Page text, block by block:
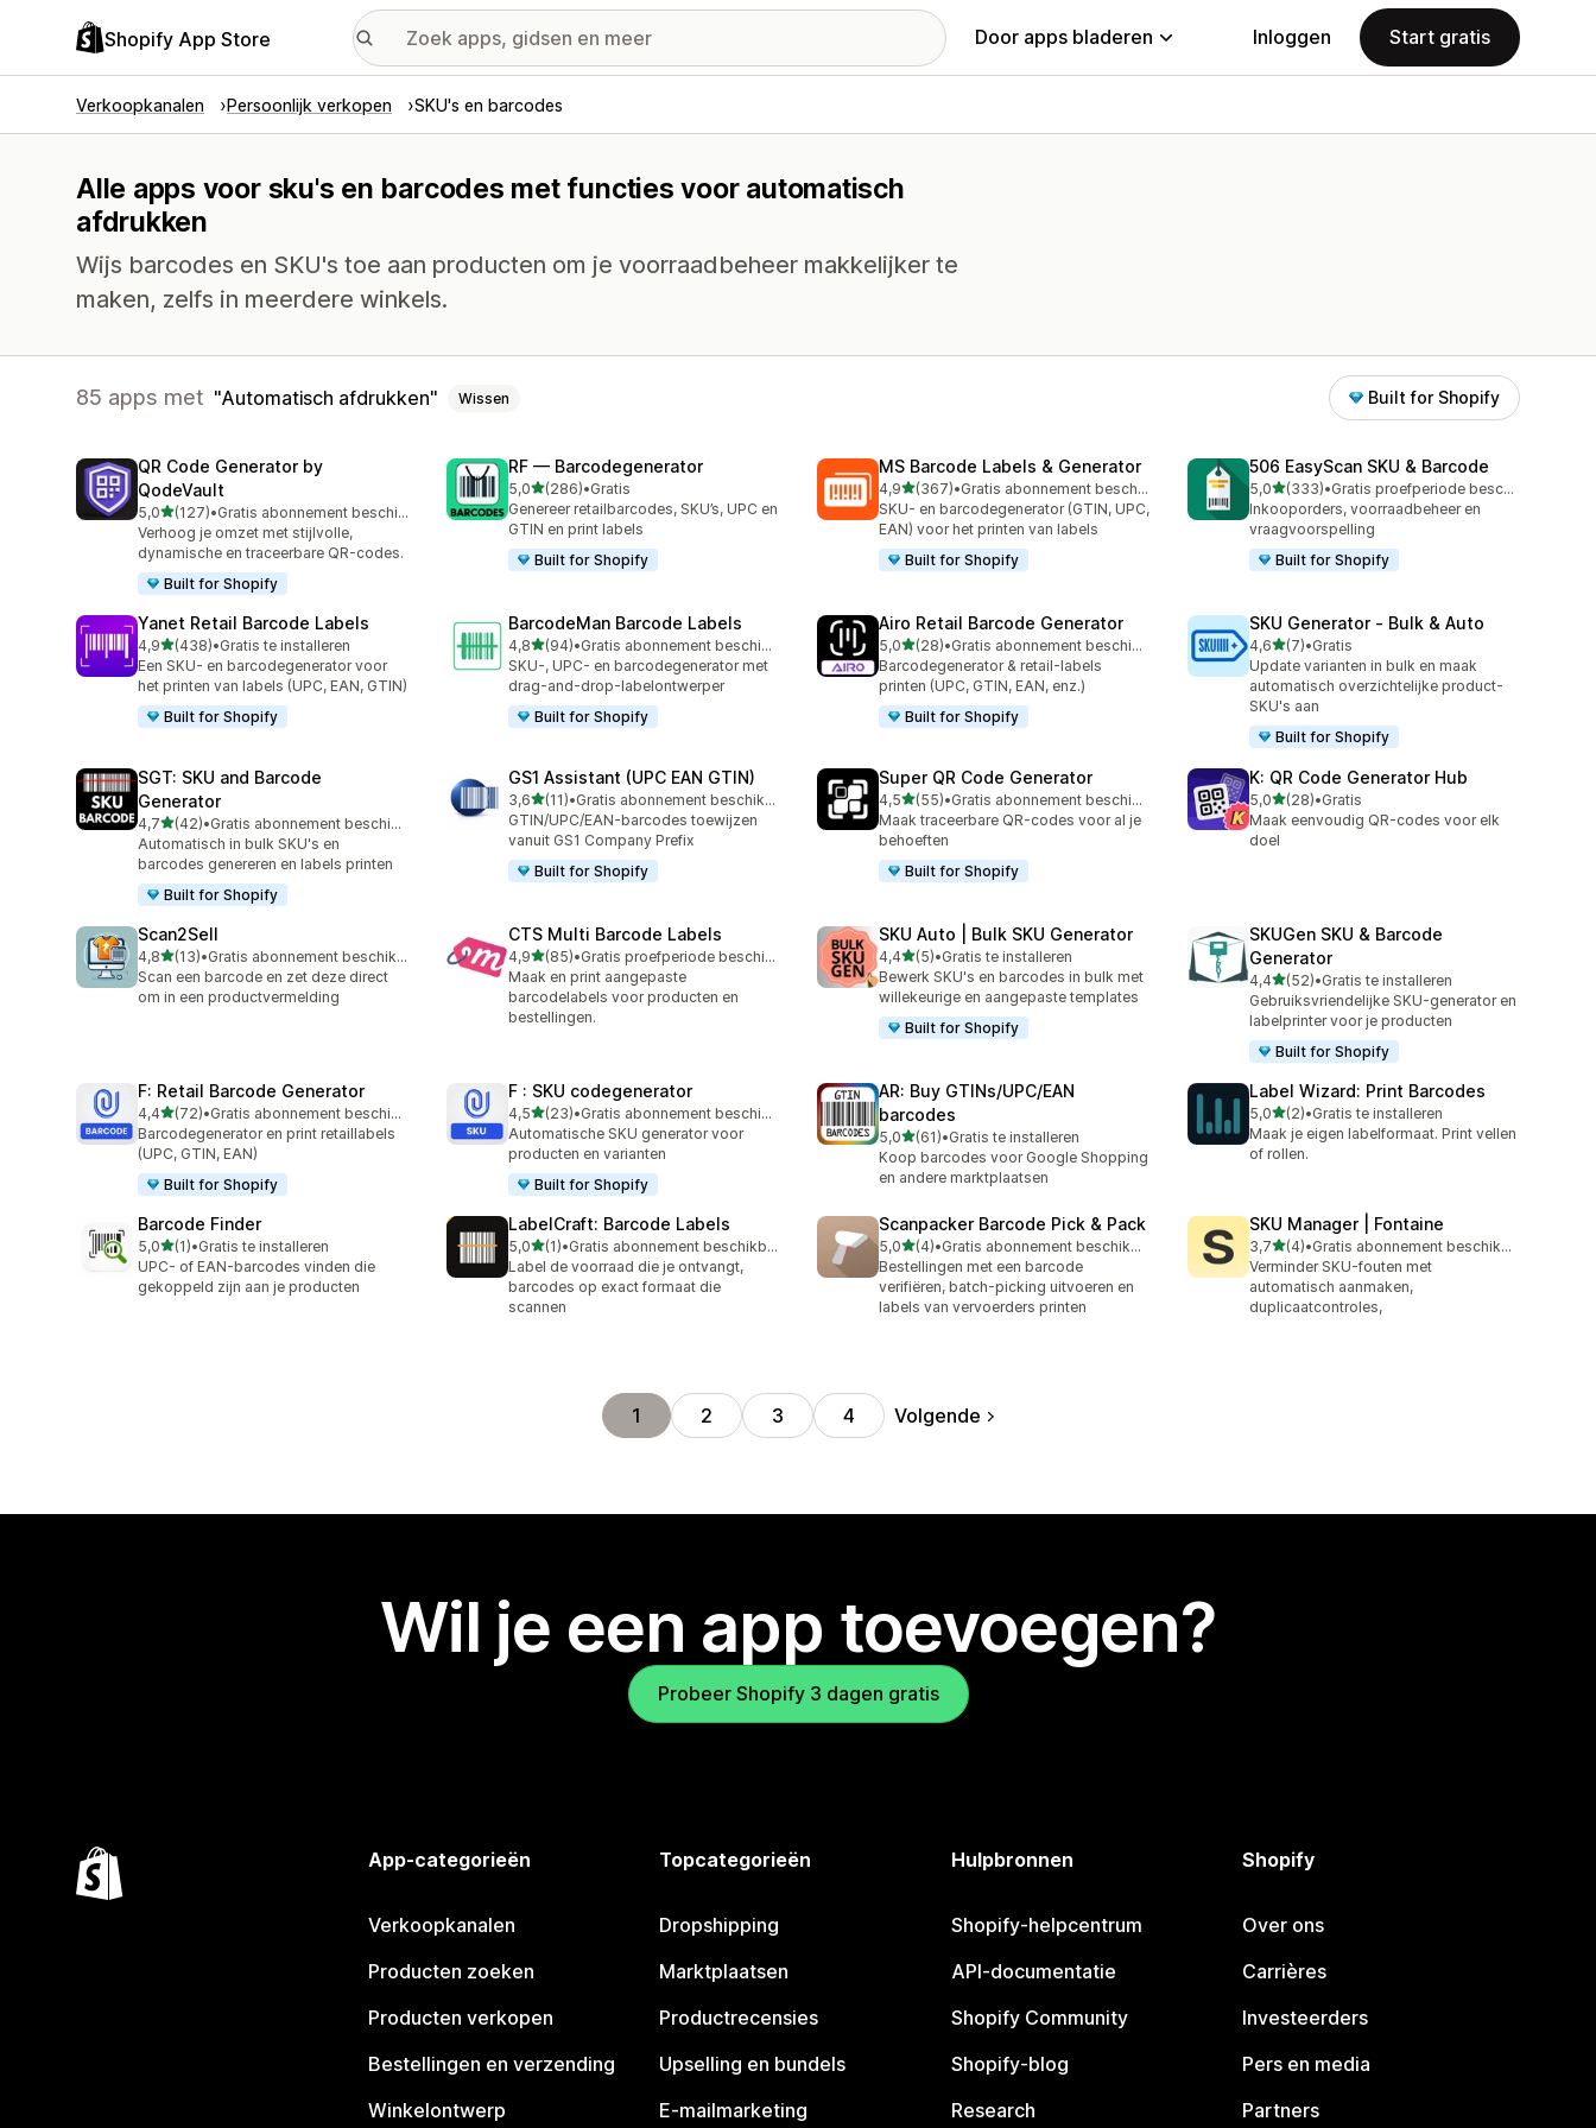
Shopify App Store Door apps bladeren Inloggen Start gratis
Verkoopkanalen Persoonlijk verkopen SKU's en barcodes
Alle apps voor sku's en barcodes met functies voor automatisch
afdrukken
Wijs barcodes en SKU's toe aan producten om je voorraadbeheer makkelijker te
maken, zelfs in meerdere winkels.
85 apps met Automatisch afdrukken Wissen Built for Shopify
QR Code Generator by
QodeVault
5,0van 5 sterren
(127)
127 recensies in totaal
•
Gratis abonnement beschikbaar
Verhoog je omzet met stijlvolle,
dynamische en traceerbare QR-codes.
Built for Shopify
RF — Barcodegenerator
5,0van 5 sterren
(286)
286 recensies in totaal
•Gratis
Genereer retailbarcodes, SKU’s, UPC en
GTIN en print labels
Built for Shopify
MS Barcode Labels & Generator
4,9van 5 sterren
(367)
367 recensies in totaal
•
Gratis abonnement beschikbaar
SKU- en barcodegenerator (GTIN, UPC,
EAN) voor het printen van labels
Built for Shopify
506 EasyScan SKU & Barcode
5,0van 5 sterren
(333)
333 recensies in totaal
•
Gratis proefperiode beschikbaar
Inkooporders, voorraadbeheer en
vraagvoorspelling
Built for Shopify
Yanet Retail Barcode Labels
4,9van 5 sterren
(438)
438 recensies in totaal
•Gratis te installeren
Een SKU- en barcodegenerator voor
het printen van labels (UPC, EAN, GTIN)
Built for Shopify
BarcodeMan Barcode Labels
4,8van 5 sterren
(94)
94 recensies in totaal
•
Gratis abonnement beschikbaar
SKU-, UPC- en barcodegenerator met
drag-and-drop-labelontwerper
Built for Shopify
Airo Retail Barcode Generator
5,0van 5 sterren
(28)
28 recensies in totaal
•
Gratis abonnement beschikbaar
Barcodegenerator & retail-labels
printen (UPC, GTIN, EAN, enz.)
Built for Shopify
SKU Generator ‑ Bulk & Auto
4,6van 5 sterren
(7)
7 recensies in totaal
•Gratis
Update varianten in bulk en maak
automatisch overzichtelijke product-
SKU's aan
Built for Shopify
SGT: SKU and Barcode
Generator
4,7van 5 sterren
(42)
42 recensies in totaal
•
Gratis abonnement beschikbaar
Automatisch in bulk SKU's en
barcodes genereren en labels printen
Built for Shopify
GS1 Assistant (UPC EAN GTIN)
3,6van 5 sterren
(11)
11 recensies in totaal
•
Gratis abonnement beschikbaar
GTIN/UPC/EAN-barcodes toewijzen
vanuit GS1 Company Prefix
Built for Shopify
Super QR Code Generator
4,5van 5 sterren
(55)
55 recensies in totaal
•
Gratis abonnement beschikbaar
Maak traceerbare QR-codes voor al je
behoeften
Built for Shopify
K: QR Code Generator Hub
5,0van 5 sterren
(28)
28 recensies in totaal
•Gratis
Maak eenvoudig QR-codes voor elk
doel
Scan2Sell
4,8van 5 sterren
(13)
13 recensies in totaal
•
Gratis abonnement beschikbaar
Scan een barcode en zet deze direct
om in een productvermelding
CTS Multi Barcode Labels
4,9van 5 sterren
(85)
85 recensies in totaal
•
Gratis proefperiode beschikbaar
Maak en print aangepaste
barcodelabels voor producten en
bestellingen.
SKU Auto | Bulk SKU Generator
4,4van 5 sterren
(5)
5 recensies in totaal
•Gratis te installeren
Bewerk SKU's en barcodes in bulk met
willekeurige en aangepaste templates
Built for Shopify
SKUGen SKU & Barcode
Generator
4,4van 5 sterren
(52)
52 recensies in totaal
•Gratis te installeren
Gebruiksvriendelijke SKU-generator en
labelprinter voor je producten
Built for Shopify
F: Retail Barcode Generator
4,4van 5 sterren
(72)
72 recensies in totaal
•
Gratis abonnement beschikbaar
Barcodegenerator en print retaillabels
(UPC, GTIN, EAN)
Built for Shopify
F : SKU codegenerator
4,5van 5 sterren
(23)
23 recensies in totaal
•
Gratis abonnement beschikbaar
Automatische SKU generator voor
producten en varianten
Built for Shopify
AR: Buy GTINs/UPC/EAN
barcodes
5,0van 5 sterren
(61)
61 recensies in totaal
•Gratis te installeren
Koop barcodes voor Google Shopping
en andere marktplaatsen
Label Wizard: Print Barcodes
5,0van 5 sterren
(2)
2 recensies in totaal
•Gratis te installeren
Maak je eigen labelformaat. Print vellen
of rollen.
Barcode Finder
5,0van 5 sterren
(1)
1 recensies in totaal
•Gratis te installeren
UPC- of EAN-barcodes vinden die
gekoppeld zijn aan je producten
LabelCraft: Barcode Labels
5,0van 5 sterren
(1)
1 recensies in totaal
•
Gratis abonnement beschikbaar
Label de voorraad die je ontvangt,
barcodes op exact formaat die
scannen
Scanpacker Barcode Pick & Pack
5,0van 5 sterren
(4)
4 recensies in totaal
•
Gratis abonnement beschikbaar
Bestellingen met een barcode
verifiëren, batch-picking uitvoeren en
labels van vervoerders printen
SKU Manager | Fontaine
3,7van 5 sterren
(4)
4 recensies in totaal
•
Gratis abonnement beschikbaar
Verminder SKU-fouten met
automatisch aanmaken,
duplicaatcontroles,
1 2 3 4 Volgende
Wil je een app toevoegen?
Probeer Shopify 3 dagen gratis
App-categorieën
Verkoopkanalen
Producten zoeken
Producten verkopen
Bestellingen en verzending
Winkelontwerp
Topcategorieën
Dropshipping
Marktplaatsen
Productrecensies
Upselling en bundels
E-mailmarketing
Hulpbronnen
Shopify-helpcentrum
API-documentatie
Shopify Community
Shopify-blog
Research
Shopify
Over ons
Carrières
Investeerders
Pers en media
Partners